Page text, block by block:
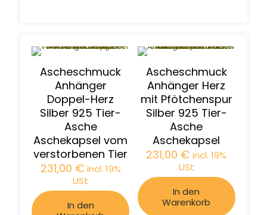
Ascheschmuck
Anhänger
Doppel-Herz
Silber 925 Tier-
Asche
Aschekapsel vom
verstorbenen Tier
231,00 € incl. 19%
USt
In den
Ascheschmuck
Anhänger Herz
mit Pfötchenspur
Silber 925 Tier-
Asche
Aschekapsel
231,00 € incl. 19%
USt
In den
Warenkorb